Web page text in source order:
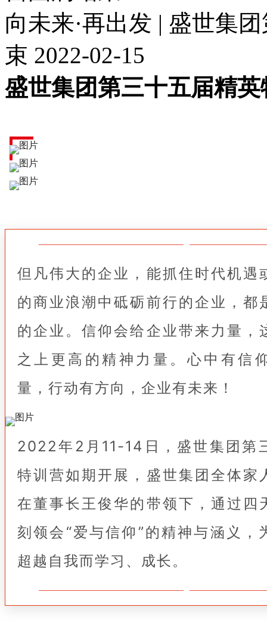
向未来·再出发 | 盛世集
束 2022-02-15
盛世集团第三十五届精
但凡伟大的企业，能抓住时代机遇
的商业浪潮中砥砺前行的企业，都
的企业。信仰会给企业带来力量，
之上更高的精神力量。心中有信
量，行动有方向，企业有未来！
2022年2月11-14日，盛世集团第
特训营如期开展，盛世集团全体家
在董事长王俊华的带领下，通过四
刻领会“爱与信仰”的精神与涵义，
超越自我而学习、成长。